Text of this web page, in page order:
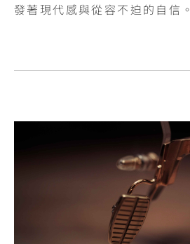
發著現代感與從容不迫的自信。